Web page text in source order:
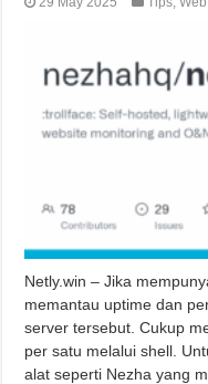
Netly.win – Jika
memantau uptime dan
server tersebut. Cukup
per satu melalui shell.
alat seperti Nezha yang